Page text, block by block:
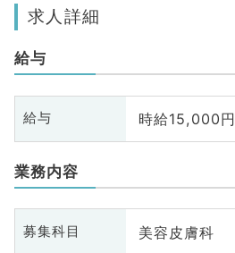
求人詳細
給与
給与 時給15,000円
業務内容
募集科目 美容皮膚科